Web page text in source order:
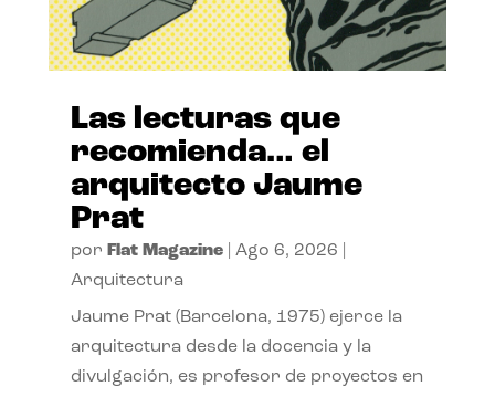
Las lecturas que
recomienda… el
arquitecto Jaume
Prat
por Flat Magazine| Ago 6, 2026
Arquitectura
Jaume Prat (Barcelona, 1975) ejerce la
arquitectura desde la docencia y la
divulgación, es profesor de proyectos en